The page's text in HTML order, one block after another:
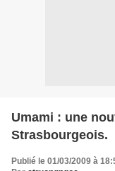
Umami : une
Strasbourgeois.
Publié le 01/03/2009 à